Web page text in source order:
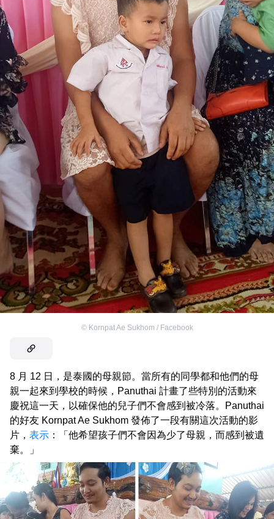
© Kornpat Ae Sukhom / Facebook
8 月 12 日，是泰國的母親節。當所有的同學都和他們的母
親一起來到學校的時候，Panuthai 計畫了些特別的活動來
慶祝這一天，以確保他的兒子們不會感到被冷落。Panuthai
的好友 Kornpat Ae Sukhom 發佈了一段有關這次活動的影
片， 表示 ：「他希望孩子們不會因為少了母親，而感到被遺
棄。」